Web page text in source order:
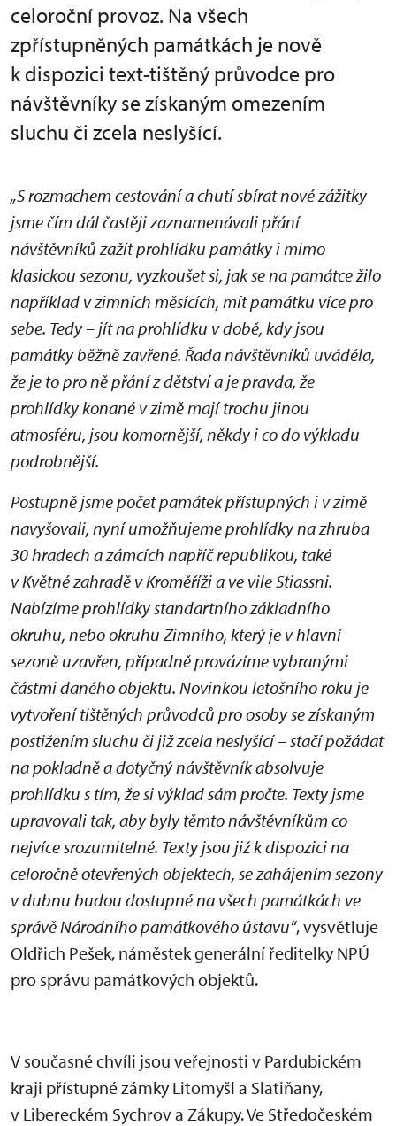
celoroční provoz. Na všech
zpřístupněných památkách je nově
k dispozici text-tištěný průvodce pro
návštěvníky se získaným omezením
sluchu či zcela neslyšící.
„S rozmachem cestování a chutí sbírat nové zážitky
jsme čím dál častěji zaznamenávali přání
návštěvníků zažít prohlídku památky i mimo
klasickou sezonu, vyzkoušet si, jak se na památce žilo
například v zimních měsících, mít památku více pro
sebe. Tedy – jít na prohlídku v době, kdy jsou
památky běžně zavřené. Řada návštěvníků uváděla,
že je to pro ně přání z dětství a je pravda, že
prohlídky konané v zimě mají trochu jinou
atmosféru, jsou komornější, někdy i co do výkladu
podrobnější.
Postupně jsme počet památek přístupných i v zimě
navyšovali, nyní umožňujeme prohlídky na zhruba
30 hradech a zámcích napříč republikou, také
v Květné zahradě v Kroměříži a ve vile Stiassni.
Nabízíme prohlídky standartního základního
okruhu, nebo okruhu Zimního, který je v hlavní
sezoně uzavřen, případně provázíme vybranými
částmi daného objektu. Novinkou letošního roku je
vytvoření tištěných průvodců pro osoby se získaným
postižením sluchu či již zcela neslyšící – stačí požádat
na pokladně a dotyčný návštěvník absolvuje
prohlídku s tím, že si výklad sám pročte. Texty jsme
upravovali tak, aby byly těmto návštěvníkům co
nejvíce srozumitelné. Texty jsou již k dispozici na
celoročně otevřených objektech, se zahájením sezony
v dubnu budou dostupné na všech památkách ve
správě Národního památkového ústavu“, vysvětluje
Oldřich Pešek, náměstek generální ředitelky NPÚ
pro správu památkových objektů.
V současné chvíli jsou veřejnosti v Pardubickém
kraji přístupné zámky Litomyšl a Slatiňany,
v Libereckém Sychrov a Zákupy. Ve Středočeském